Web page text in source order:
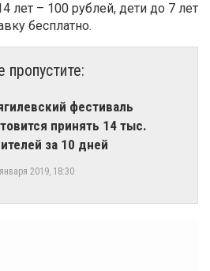
лет – 100 рублей, дети до 7 лет
бесплатно.
пропустите:
фестиваль
принять 14 тыс.
за 10 дней
2019, 18:30